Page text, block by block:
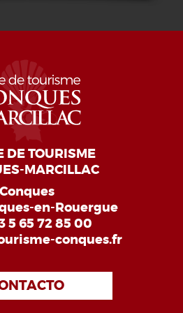
DE TOURISME
MARCILLAC
Conques
en-Rouergue
5 65 72 85 00
conques.fr